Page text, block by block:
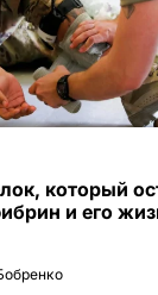
который
и его